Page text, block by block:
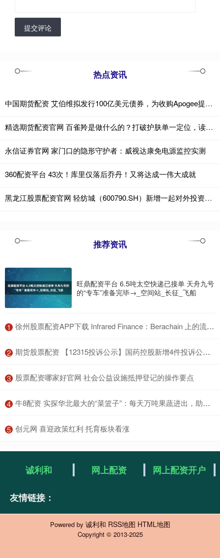
提交评论
热点资讯
中国期货配资 艾伯维拟发行100亿美元债券，为收购Apogee提供资金
精选期货配资官网 百雀羚是做什么的？打破护肤单一定位，读懂它的百年养肤彩妆底色
永信证券官网 家门口的隐形守护者：威视达康免电源监控实测
360配资平台 43次！库里仅落后乔丹！又将达成一伟大成就
黑龙江股票配资官网 轻纺城（600790.SH）新增一起对外投资，被投资公司为浙江帛物贸易有限公司
推荐资讯
旺鼎配资平台 6.5吨太空快递已接单 天舟九号
的“专车”准备完毕→_空间站_长征_飞船
1 ​徐州股票配资APP下载 Infrared Finance：Berachain 上的流动性质押独角兽
2 ​期货股票配资 【12315投诉公示】国药控股新增4件投诉公示，涉及侵犯注册商标专用权行为->销售侵犯注册商标专用权的商品的问题等
3 ​股票配资哪家好官网 社会公益设施抵押登记的操作要点
4 ​牛8配资 实探华北最大的“菜篮子”：每天万吨果蔬进出，助力全国统一大市场
5 ​创元网 喜迎政策红利 托育板块看涨
诚利和 网上配资 网上配资开户
友情链接：
Powered by 诚利和 RSS地图 HTML地图
Copyright © 2013-2025